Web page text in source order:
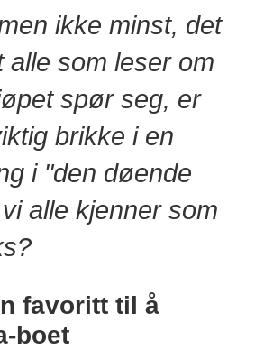
ikke minst, det
alle som leser om
spør seg, er
brikke i en
i "den døende
alle kjenner som
favoritt til å
boet